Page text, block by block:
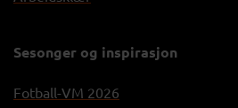
Sesonger og inspirasjon
Fotball-VM 2026